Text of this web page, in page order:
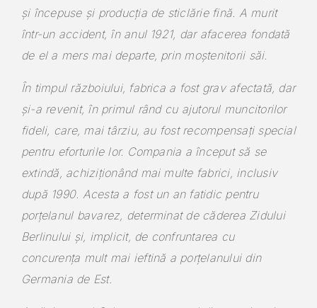
și începuse și producția de sticlărie fină. A murit
într-un accident, în anul 1921, dar afacerea fondată
de el a mers mai departe, prin moștenitorii săi.
În timpul războiului, fabrica a fost grav afectată, dar
și-a revenit, în primul rând cu ajutorul muncitorilor
fideli, care, mai târziu, au fost recompensați special
pentru eforturile lor. Compania a început să se
extindă, achiziționând mai multe fabrici, inclusiv
după 1990. Acesta a fost un an fatidic pentru
porțelanul bavarez, determinat de căderea Zidului
Berlinului și, implicit, de confruntarea cu
concurența mult mai ieftină a porțelanului din
Germania de Est.